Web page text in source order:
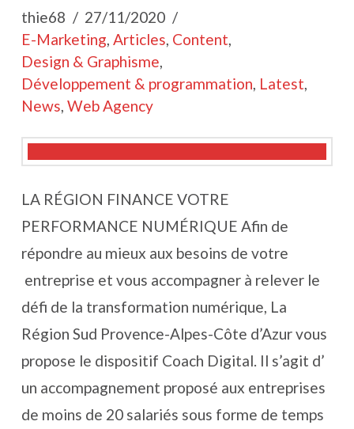
thie68
27/11/2020
E-Marketing, Articles, Content,
Design & Graphisme,
Développement & programmation, Latest,
News, Web Agency
LA RÉGION FINANCE VOTRE
PERFORMANCE NUMÉRIQUE Afin de
répondre au mieux aux besoins de votre
entreprise et vous accompagner à relever le
défi de la transformation numérique, La
Région Sud Provence-Alpes-Côte d’Azur vous
propose le dispositif Coach Digital. Il s’agit d’
un accompagnement proposé aux entreprises
de moins de 20 salariés sous forme de temps